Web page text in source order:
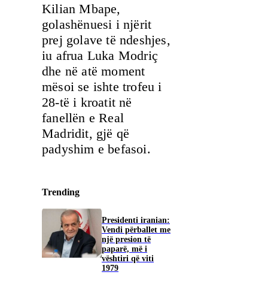
Kilian Mbape,
golashënuesi i njërit
prej golave ​​të ndeshjes,
iu afrua Luka Modriç
dhe në atë moment
mësoi se ishte trofeu i
28-të i kroatit në
fanellën e Real
Madridit, gjë që
padyshim e befasoi.
Trending
Presidenti iranian:
Vendi përballet me
një presion të
paparë, më i
vështiri që viti
1979